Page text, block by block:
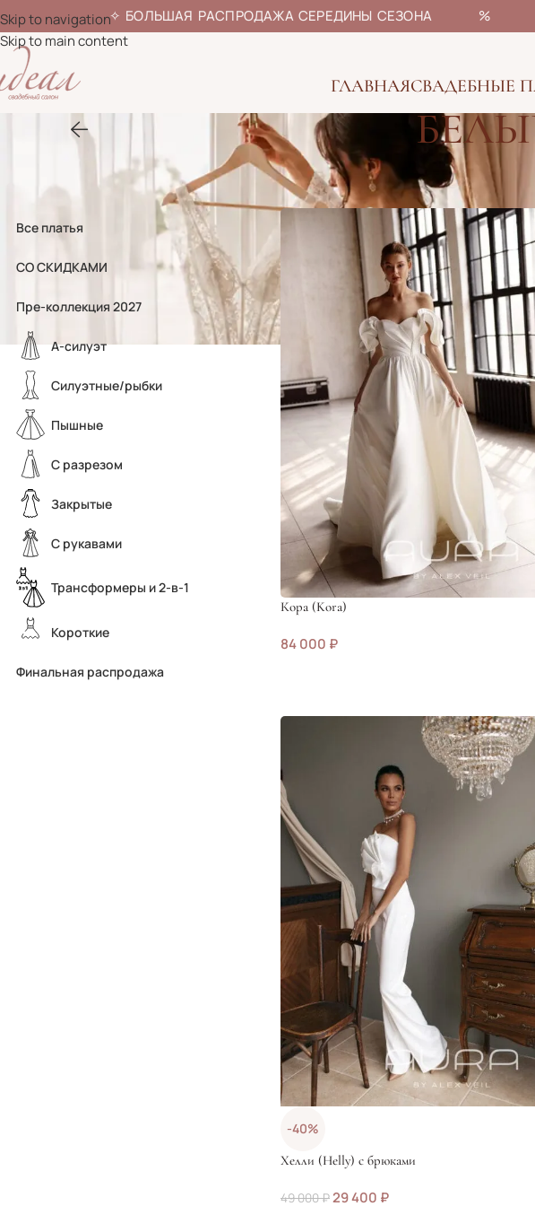
✧ БОЛЬШАЯ РАСПРОДАЖА СЕРЕДИНЫ СЕЗОНА
Skip to navigation
Skip to main content
ГЛАВНАЯСВАДЕБНЫЕ
Все платья
СО СКИДКАМИ
Пре-коллекция 2027
А-силуэт
Силуэтные/рыбки
Пышные
С разрезом
Закрытые
С рукавами
Трансформеры и 2-в-1
Короткие
Финальная распродажа
Главная»Свадебные платья» Белый
Кора (Kora)
84 000 ₽
-40%
Хелли (Helly) с брюками
49 000₽29 400 ₽